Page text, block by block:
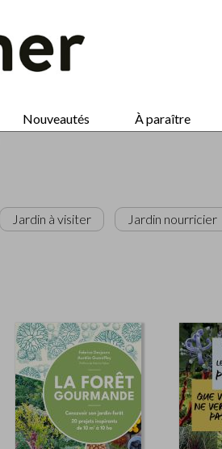
Nouveautés À paraître
Jardin à visiter Jardin nourricier